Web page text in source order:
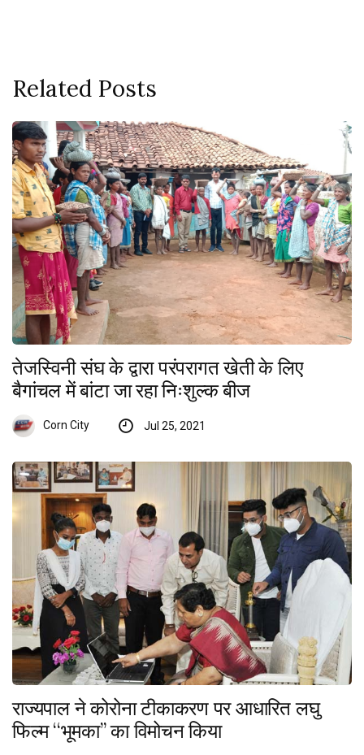
Related Posts
तेजस्विनी संघ के द्वारा परंपरागत खेती के लिए
बैगांचल में बांटा जा रहा निःशुल्क बीज
Corn City Jul 25, 2021
राज्यपाल ने कोरोना टीकाकरण पर आधारित लघु
फिल्म ‘‘भूमका’’ का विमोचन किया